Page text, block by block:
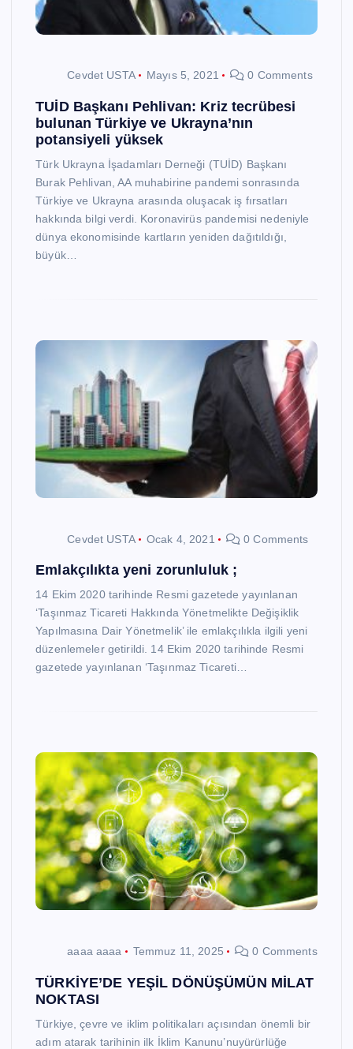
Cevdet USTA Mayıs 5, 2021 0 Comments
TUİD Başkanı Pehlivan: Kriz tecrübesi
bulunan Türkiye ve Ukrayna’nın
potansiyeli yüksek
Türk Ukrayna İşadamları Derneği (TUİD) Başkanı
Burak Pehlivan, AA muhabirine pandemi sonrasında
Türkiye ve Ukrayna arasında oluşacak iş fırsatları
hakkında bilgi verdi. Koronavirüs pandemisi nedeniyle
dünya ekonomisinde kartların yeniden dağıtıldığı,
büyük…
Cevdet USTA Ocak 4, 2021 0 Comments
Emlakçılıkta yeni zorunluluk ;
14 Ekim 2020 tarihinde Resmi gazetede yayınlanan
‘Taşınmaz Ticareti Hakkında Yönetmelikte Değişiklik
Yapılmasına Dair Yönetmelik’ ile emlakçılıkla ilgili yeni
düzenlemeler getirildi. 14 Ekim 2020 tarihinde Resmi
gazetede yayınlanan ‘Taşınmaz Ticareti…
aaaa aaaa Temmuz 11, 2025 0 Comments
TÜRKİYE’DE YEŞİL DÖNÜŞÜMÜN MİLAT
NOKTASI
Türkiye, çevre ve iklim politikaları açısından önemli bir
adım atarak tarihinin ilk İklim Kanunu’nuyürürlüğe